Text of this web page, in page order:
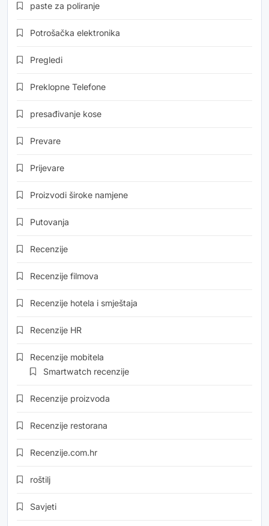
paste za poliranje
Potrošačka elektronika
Pregledi
Preklopne Telefone
presađivanje kose
Prevare
Prijevare
Proizvodi široke namjene
Putovanja
Recenzije
Recenzije filmova
Recenzije hotela i smještaja
Recenzije HR
Recenzije mobitela
Smartwatch recenzije
Recenzije proizvoda
Recenzije restorana
Recenzije.com.hr
roštilj
Savjeti